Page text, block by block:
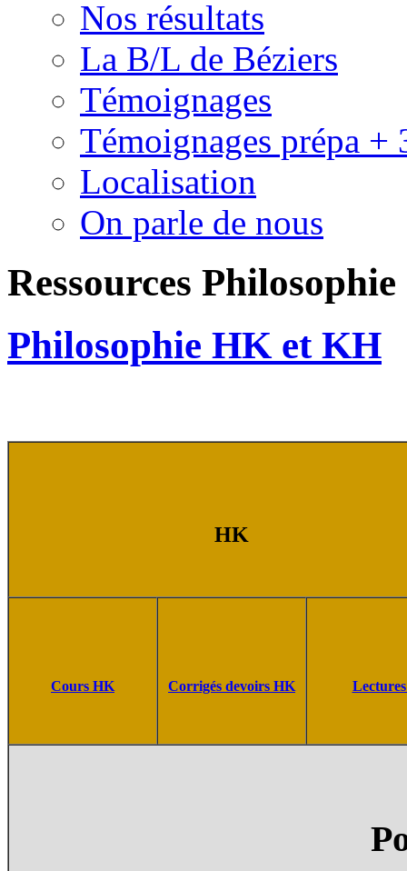
Nos résultats
La B/L de Béziers
Témoignages
Témoignages prépa +
Localisation
On parle de nous
Ressources Philosophie
Philosophie HK et KH
HK
Cours HK Corrigés devoirs HK